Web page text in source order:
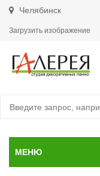
Челябинск
Загрузить изображение
МЕНЮ